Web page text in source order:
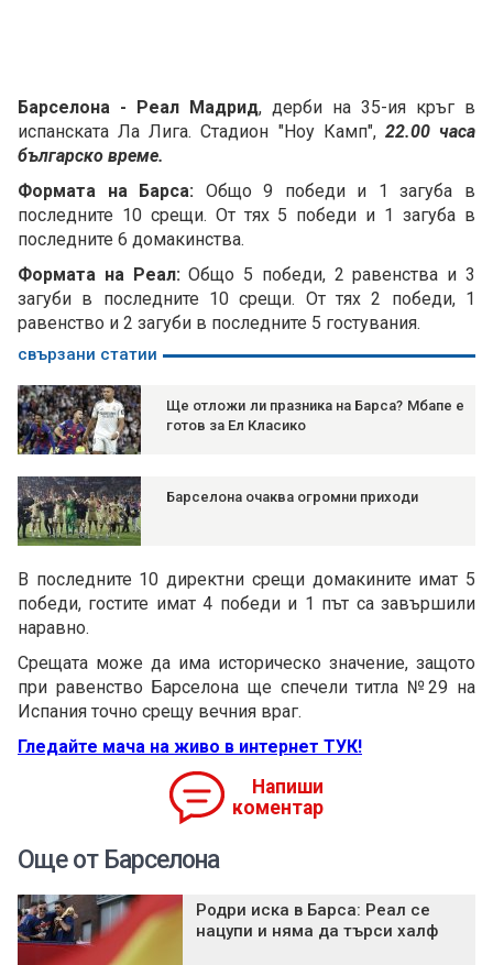
Барселона - Реал Мадрид, дерби на 35-ия кръг в
испанската Ла Лига. Стадион "Ноу Камп", 22.00 часа
българско време.
Формата на Барса: Общо 9 победи и 1 загуба в
последните 10 срещи. От тях 5 победи и 1 загуба в
последните 6 домакинства.
Формата на Реал:Общо 5 победи, 2 равенства и 3
загуби в последните 10 срещи. От тях 2 победи, 1
равенство и 2 загуби в последните 5 гостувания.
свързани статии
Ще отложи ли празника на Барса? Мбапе е
готов за Ел Класико
Барселона очаква огромни приходи
В последните 10 директни срещи домакините имат 5
победи, гостите имат 4 победи и 1 път са завършили
наравно.
Срещата може да има историческо значение, защото
при равенство Барселона ще спечели титла №29 на
Испания точно срещу вечния враг.
Гледайте мача на живо в интернет ТУК!
Напиши
коментар
Още от Барселона
Родри иска в Барса: Реал се
нацупи и няма да търси халф